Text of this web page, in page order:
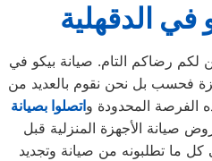
في الدقهلية
رضاكم التام. صيانة بيكو في
فحسب بل نحن نقوم بالعديد من
الفرصة المحدودة واتصلوا بصيانة
صيانة الأجهزة المنزلية قبل
كل ما تطلبونه من صيانة وتجديد